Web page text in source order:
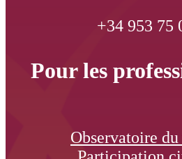
+34 953 75
Pour les
Observatoire